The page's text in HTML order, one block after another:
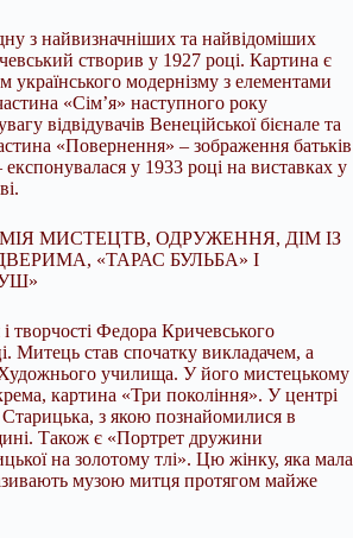
з найвизначніших та найвідоміших
створив у 1927 році. Картина є
українського модернізму з елементами
«Сім’я» наступного року
відвідувачів Венеційської бієнале та
«Повернення» – зображення батьків
у 1933 році на виставках у
МИСТЕЦТВ, ОДРУЖЕННЯ, ДІМ ІЗ
«ТАРАС БУЛЬБА» І
творчості Федора Кричевського
Митець став спочатку викладачем, а
училища. У його мистецькому
картина «Три покоління». У центрі
Старицька, з якою познайомилися в
Також є «Портрет дружини
на золотому тлі». Цю жінку, яка мала
музою митця протягом майже